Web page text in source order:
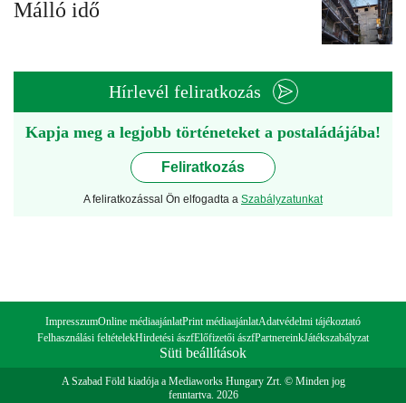
Málló idő
Hírlevél feliratkozás
Kapja meg a legjobb történeteket a postaládájába!
Feliratkozás
A feliratkozással Ön elfogadta a Szabályzatunkat
ImpresszumOnline médiaajánlatPrint médiaajánlatAdatvédelmi tájékoztató
Felhasználási feltételekHirdetési ászfElőfizetői ászfPartnereinkJátékszabályzat
Süti beállítások
A Szabad Föld kiadója a Mediaworks Hungary Zrt. © Minden jog
fenntartva. 2026